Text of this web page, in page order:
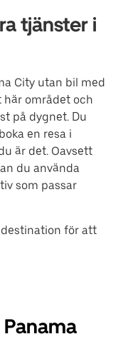
tjänster i
City utan bil med
här området och
på dygnet. Du
en resa i
är det. Oavsett
du använda
som passar
för att